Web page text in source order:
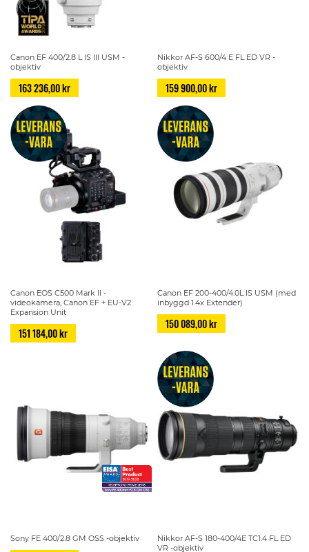
Canon EF 400/2.8 L IS III USM -
objektiv
163 236,00 kr
Nikkor AF-S 600/4 E FL ED VR -
objektiv
159 900,00 kr
Canon EOS C500 Mark II -
videokamera, Canon EF + EU-V2
Expansion Unit
151 184,00 kr
Canon EF 200-400/4.0L IS USM (med
inbyggd 1.4x Extender)
150 089,00 kr
Sony FE 400/2.8 GM OSS -objektiv
Nikkor AF-S 180-400/4E TC1.4 FL ED
VR -objektiv